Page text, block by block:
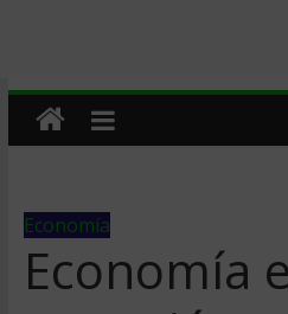
Economía
Economí­a